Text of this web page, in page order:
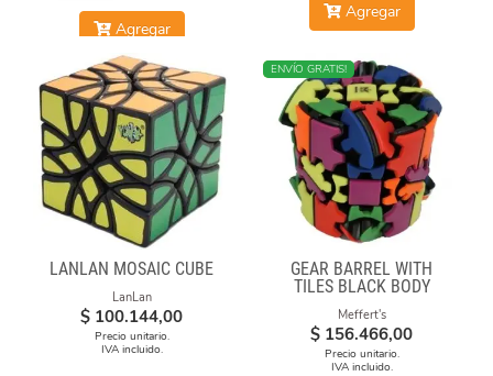
Agregar
Agregar
LANLAN MOSAIC CUBE
LanLan
$ 100.144,00
Precio unitario.
IVA incluido.
MÁS VENDIDO
ENVÍO GRATIS!
GEAR BARREL WITH
TILES BLACK BODY
Meffert's
$ 156.466,00
Precio unitario.
IVA incluido.